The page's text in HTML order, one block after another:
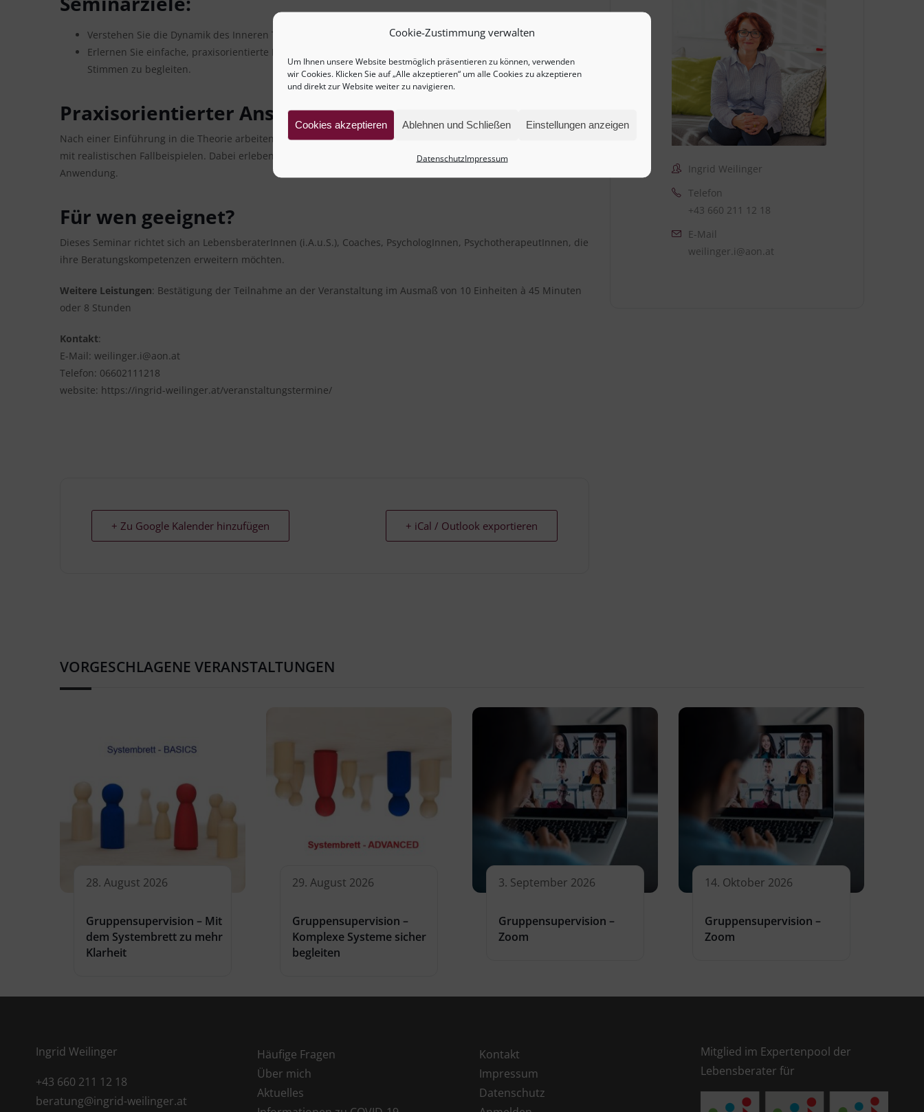
Cookie-Zustimmung verwalten
Um Ihnen unsere Website bestmöglich präsentieren zu können, verwenden
wir Cookies. Klicken Sie auf „Alle akzeptieren“ um alle Cookies zu akzeptieren
und direkt zur Website weiter zu navigieren.
Cookies akzeptieren Ablehnen und Schließen Einstellungen anzeigen
DatenschutzImpressum
Verstehen Sie die Dynamik des Inneren Teams und wie es Klientinnen beeinflusst.
Erlernen Sie einfache, praxisorientierte Methoden, um Ihre Klientinnen bei der Arbeit mit ihren inneren
Stimmen zu begleiten.
Praxisorientierter Ansatz:
Nach einer Einführung in die Theorie arbeiten wir in Kleingruppen, tauschen uns in der Gruppe aus und üben
mit realistischen Fallbeispielen. Dabei erleben Sie die Methoden selbst und gewinnen Sicherheit in deren
Anwendung.
Für wen geeignet?
Dieses Seminar richtet sich an LebensberaterInnen (i.A.u.S.), Coaches, PsychologInnen, PsychotherapeutInnen, die
ihre Beratungskompetenzen erweitern möchten.
Weitere Leistungen: Bestätigung der Teilnahme an der Veranstaltung im Ausmaß von 10 Einheiten à 45 Minuten
oder 8 Stunden
Kontakt:
E-Mail: weilinger.i@aon.at
Telefon: 06602111218
website: https://ingrid-weilinger.at/veranstaltungstermine/
+ Zu Google Kalender hinzufügen + iCal / Outlook exportieren
Ingrid Weilinger
Telefon
+43 660 211 12 18
E-Mail
weilinger.i@aon.at
VORGESCHLAGENE VERANSTALTUNGEN
28. August 2026
Gruppensupervision – Mit
dem Systembrett zu mehr
Klarheit
29. August 2026
Gruppensupervision –
Komplexe Systeme sicher
begleiten
3. September 2026
Gruppensupervision –
Zoom
14. Oktober 2026
Gruppensupervision –
Zoom
Ingrid Weilinger
+43 660 211 12 18
beratung@ingrid-weilinger.at
Häufige Fragen
Über mich
Aktuelles
Kontakt
Impressum
Datenschutz
Mitglied im Expertenpool der
Lebensberater für